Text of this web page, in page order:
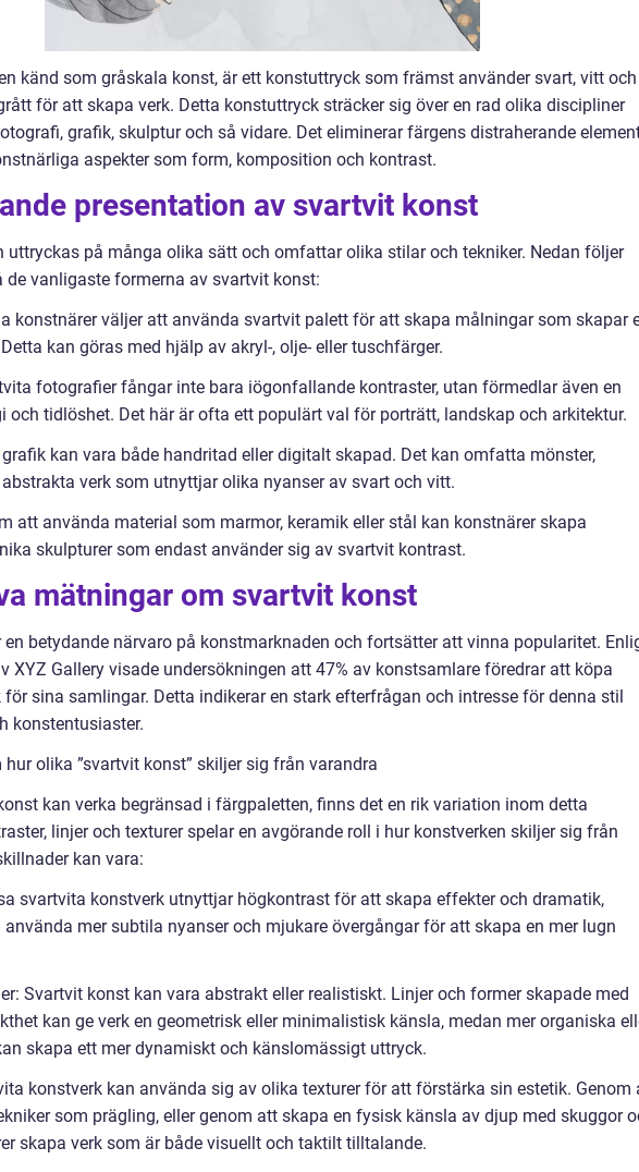
känd som gråskala konst, är ett konstuttryck som främst använder svart, vitt och
för att skapa verk. Detta konstuttryck sträcker sig över en rad olika discipliner
grafik, skulptur och så vidare. Det eliminerar färgens distraherande
aspekter som form, komposition och kontrast.
presentation av svartvit konst
uttryckas på många olika sätt och omfattar olika stilar och tekniker. Nedan följer
de vanligaste formerna av svartvit konst:
konstnärer väljer att använda svartvit palett för att skapa målningar som skapar
kan göras med hjälp av akryl-, olje- eller tuschfärger.
fotografier fångar inte bara iögonfallande kontraster, utan förmedlar även en
och tidlöshet. Det här är ofta ett populärt val för porträtt, landskap och arkitektur.
kan vara både handritad eller digitalt skapad. Det kan omfatta mönster,
verk som utnyttjar olika nyanser av svart och vitt.
att använda material som marmor, keramik eller stål kan konstnärer skapa
skulpturer som endast använder sig av svartvit kontrast.
mätningar om svartvit konst
betydande närvaro på konstmarknaden och fortsätter att vinna popularitet.
XYZ Gallery visade undersökningen att 47% av konstsamlare föredrar att köpa
sina samlingar. Detta indikerar en stark efterfrågan och intresse för denna stil
konstentusiaster.
olika ”svartvit konst” skiljer sig från varandra
kan verka begränsad i färgpaletten, finns det en rik variation inom detta
linjer och texturer spelar en avgörande roll i hur konstverken skiljer sig från
kan vara:
svartvita konstverk utnyttjar högkontrast för att skapa effekter och dramatik,
mer subtila nyanser och mjukare övergångar för att skapa en mer lugn
Svartvit konst kan vara abstrakt eller realistiskt. Linjer och former skapade med
kan ge verk en geometrisk eller minimalistisk känsla, medan mer organiska
skapa ett mer dynamiskt och känslomässigt uttryck.
konstverk kan använda sig av olika texturer för att förstärka sin estetik. Genom
som prägling, eller genom att skapa en fysisk känsla av djup med skuggor
skapa verk som är både visuellt och taktilt tilltalande.